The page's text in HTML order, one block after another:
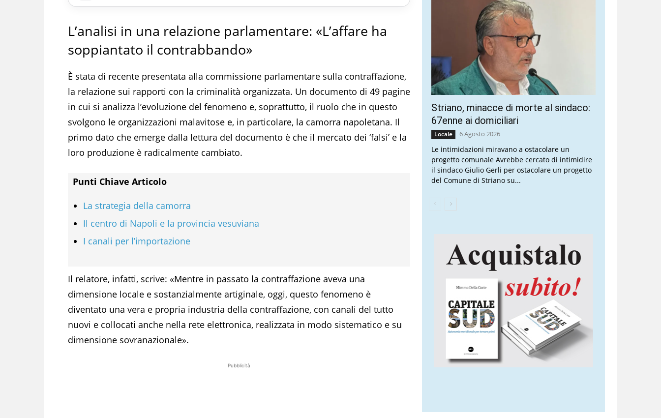
L’analisi in una relazione parlamentare: «L’affare ha
soppiantato il contrabbando»
È stata di recente presentata alla commissione parlamentare sulla contraffazione,
la relazione sui rapporti con la criminalità organizzata. Un documento di 49 pagine
in cui si analizza l’evoluzione del fenomeno e, soprattutto, il ruolo che in questo
svolgono le organizzazioni malavitose e, in particolare, la camorra napoletana. Il
primo dato che emerge dalla lettura del documento è che il mercato dei ‘falsi’ e la
loro produzione è radicalmente cambiato.
Punti Chiave Articolo
La strategia della camorra
Il centro di Napoli e la provincia vesuviana
I canali per l’importazione
Il relatore, infatti, scrive: «Mentre in passato la contraffazione aveva una
dimensione locale e sostanzialmente artiginale, oggi, questo fenomeno è
diventato una vera e propria industria della contraffazione, con canali del tutto
nuovi e collocati anche nella rete elettronica, realizzata in modo sistematico e su
dimensione sovranazionale».
Pubblicità
Striano, minacce di morte al sindaco:
67enne ai domiciliari
Locale 6 Agosto 2026
Le intimidazioni miravano a ostacolare un
progetto comunale Avrebbe cercato di intimidire
il sindaco Giulio Gerli per ostacolare un progetto
del Comune di Striano su...